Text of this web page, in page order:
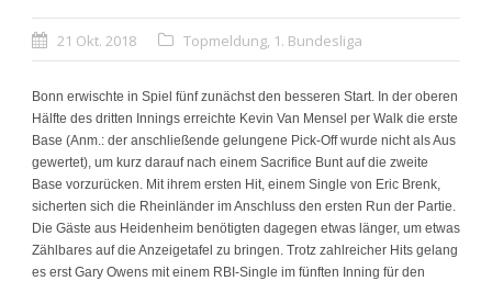
21 Okt. 2018 Topmeldung 1. Bundesliga
Bonn erwischte in Spiel fünf zunächst den besseren Start. In der oberen
Hälfte des dritten Innings erreichte Kevin Van Mensel per Walk die erste
Base (Anm.: der anschließende gelungene Pick-Off wurde nicht als Aus
gewertet), um kurz darauf nach einem Sacrifice Bunt auf die zweite
Base vorzurücken. Mit ihrem ersten Hit, einem Single von Eric Brenk,
sicherten sich die Rheinländer im Anschluss den ersten Run der Partie.
Die Gäste aus Heidenheim benötigten dagegen etwas länger, um etwas
Zählbares auf die Anzeigetafel zu bringen. Trotz zahlreicher Hits gelang
es erst Gary Owens mit einem RBI-Single im fünften Inning für den